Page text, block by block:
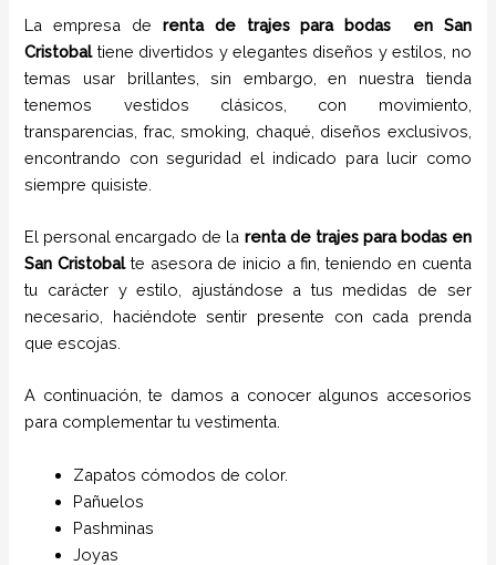
La empresa de renta de trajes para bodas en San
Cristobal tiene divertidos y elegantes diseños y estilos, no
temas usar brillantes, sin embargo, en nuestra tienda
tenemos vestidos clásicos, con movimiento,
transparencias, frac, smoking, chaqué, diseños exclusivos,
encontrando con seguridad el indicado para lucir como
siempre quisiste.
El personal encargado de la renta de trajes para bodas en
San Cristobalte asesora de inicio a fin, teniendo en cuenta
tu carácter y estilo, ajustándose a tus medidas de ser
necesario, haciéndote sentir presente con cada prenda
que escojas.
A continuación, te damos a conocer algunos accesorios
para complementar tu vestimenta.
Zapatos cómodos de color.
Pañuelos
Pashminas
Joyas